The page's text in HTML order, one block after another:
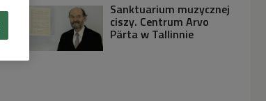
Sanktuarium muzycznej
ciszy. Centrum Arvo
Pärta w Tallinnie